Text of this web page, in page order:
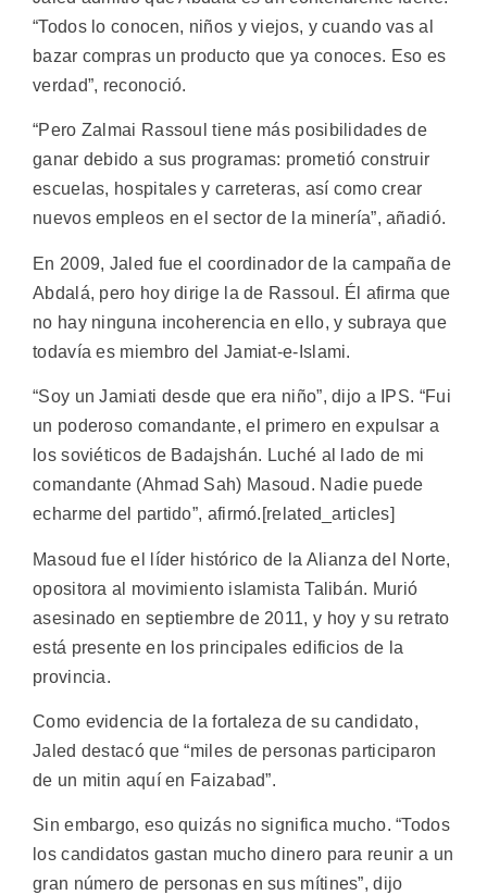
“Todos lo conocen, niños y viejos, y cuando vas al
bazar compras un producto que ya conoces. Eso es
verdad”, reconoció.
“Pero Zalmai Rassoul tiene más posibilidades de
ganar debido a sus programas: prometió construir
escuelas, hospitales y carreteras, así como crear
nuevos empleos en el sector de la minería”, añadió.
En 2009, Jaled fue el coordinador de la campaña de
Abdalá, pero hoy dirige la de Rassoul. Él afirma que
no hay ninguna incoherencia en ello, y subraya que
todavía es miembro del Jamiat-e-Islami.
“Soy un Jamiati desde que era niño”, dijo a IPS. “Fui
un poderoso comandante, el primero en expulsar a
los soviéticos de Badajshán. Luché al lado de mi
comandante (Ahmad Sah) Masoud. Nadie puede
echarme del partido”, afirmó.[related_articles]
Masoud fue el líder histórico de la Alianza del Norte,
opositora al movimiento islamista Talibán. Murió
asesinado en septiembre de 2011, y hoy y su retrato
está presente en los principales edificios de la
provincia.
Como evidencia de la fortaleza de su candidato,
Jaled destacó que “miles de personas participaron
de un mitin aquí en Faizabad”.
Sin embargo, eso quizás no significa mucho. “Todos
los candidatos gastan mucho dinero para reunir a un
gran número de personas en sus mítines”, dijo